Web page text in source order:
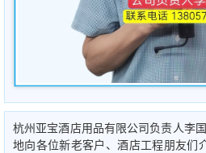
杭州亚宝酒店用品有限公司负责人李
地向各位新老客户、酒店工程朋友们